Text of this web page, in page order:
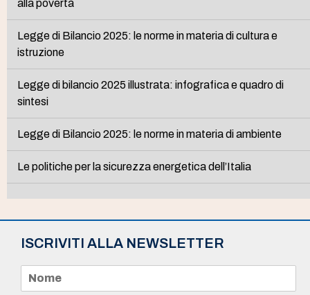
alla povertà
Legge di Bilancio 2025: le norme in materia di cultura e
istruzione
Legge di bilancio 2025 illustrata: infografica e quadro di
sintesi
Legge di Bilancio 2025: le norme in materia di ambiente
Le politiche per la sicurezza energetica dell’Italia
ISCRIVITI ALLA NEWSLETTER
m